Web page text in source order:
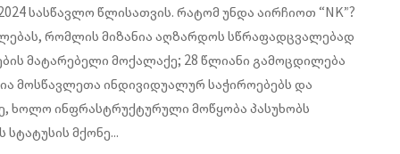
სასწავლო წლისათვის. რატომ უნდა აირჩიოთ “NK”?
რომლის მიზანია აღზარდოს სწრაფადცვალებად
მატარებელი მოქალაქე; 28 წლიანი გამოცდილება
მოსწავლეთა ინდივიდუალურ საჭიროებებს და
ხოლო ინფრასტრუქტურული მოწყობა პასუხობს
მქონე...